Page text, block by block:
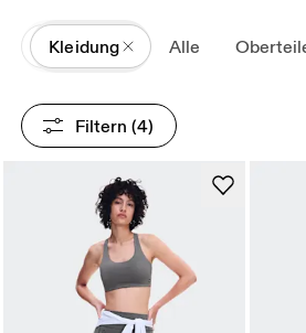
All
Kleidung Alle
Filtern (4)